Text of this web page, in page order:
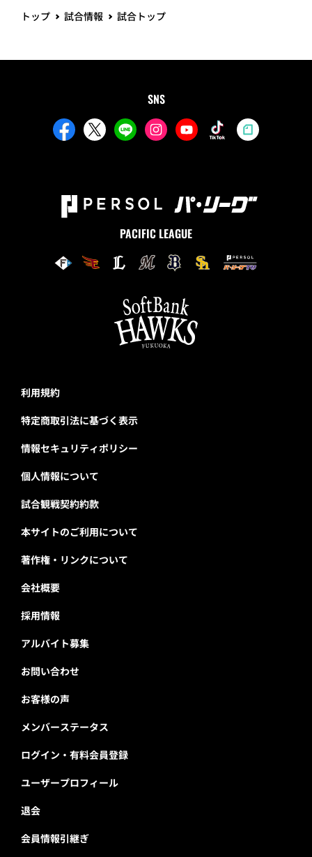
トップ 試合情報 試合トップ
SNS
PACIFIC LEAGUE
利用規約
特定商取引法に基づく表示
情報セキュリティポリシー
個人情報について
試合観戦契約約款
本サイトのご利用について
著作権・リンクについて
会社概要
採用情報
アルバイト募集
お問い合わせ
お客様の声
メンバーステータス
ログイン・有料会員登録
ユーザープロフィール
退会
会員情報引継ぎ